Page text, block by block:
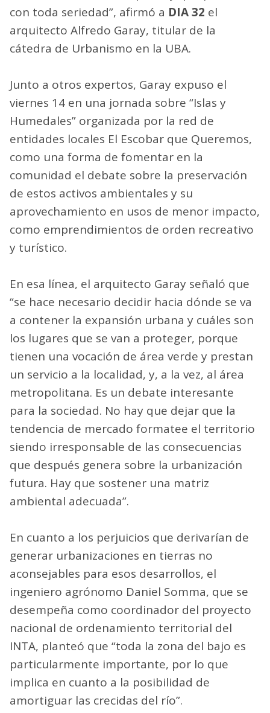
con toda seriedad”, afirmó a DIA 32 el
arquitecto Alfredo Garay, titular de la
cátedra de Urbanismo en la UBA.
Junto a otros expertos, Garay expuso el
viernes 14 en una jornada sobre “Islas y
Humedales” organizada por la red de
entidades locales El Escobar que Queremos,
como una forma de fomentar en la
comunidad el debate sobre la preservación
de estos activos ambientales y su
aprovechamiento en usos de menor impacto,
como emprendimientos de orden recreativo
y turístico.
En esa línea, el arquitecto Garay señaló que
“se hace necesario decidir hacia dónde se va
a contener la expansión urbana y cuáles son
los lugares que se van a proteger, porque
tienen una vocación de área verde y prestan
un servicio a la localidad, y, a la vez, al área
metropolitana. Es un debate interesante
para la sociedad. No hay que dejar que la
tendencia de mercado formatee el territorio
siendo irresponsable de las consecuencias
que después genera sobre la urbanización
futura. Hay que sostener una matriz
ambiental adecuada”.
En cuanto a los perjuicios que derivarían de
generar urbanizaciones en tierras no
aconsejables para esos desarrollos, el
ingeniero agrónomo Daniel Somma, que se
desempeña como coordinador del proyecto
nacional de ordenamiento territorial del
INTA, planteó que “toda la zona del bajo es
particularmente importante, por lo que
implica en cuanto a la posibilidad de
amortiguar las crecidas del río”.